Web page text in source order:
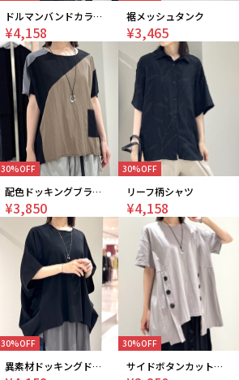
ドルマンバンドカラーシャツ
¥4,158
裾メッシュタンク
¥3,465
30%OFF
配色ドッキングブラウス
¥3,850
30%OFF
リーフ柄シャツ
¥4,158
30%OFF
異素材ドッキングドルマンブラウス
30%OFF
サイドボタンカットソー